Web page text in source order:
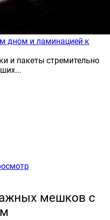
дном и ламинацией к
и пакеты стремительно
мешков с